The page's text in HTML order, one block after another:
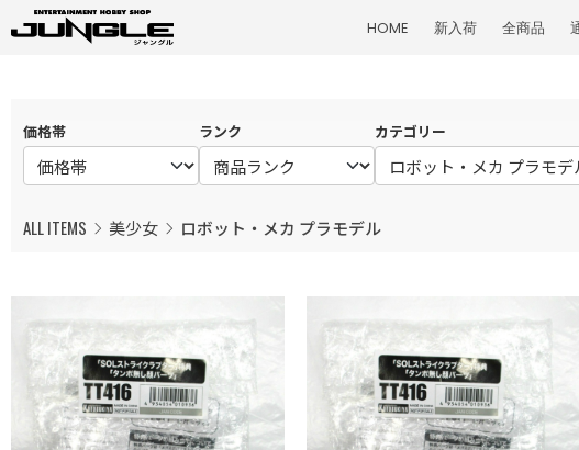
HOME 新入荷 全商品
価格帯 ランク カテゴリー
ALL ITEMS 美少女 ロボット・メカ プラモデル